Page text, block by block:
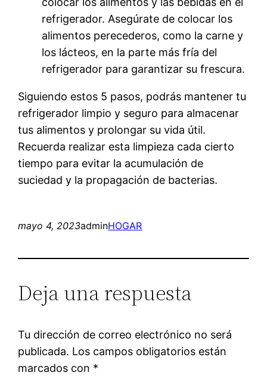
refrigerador. Asegúrate de colocar los
alimentos perecederos, como la carne y
los lácteos, en la parte más fría del
refrigerador para garantizar su frescura.
Siguiendo estos 5 pasos, podrás mantener tu
refrigerador limpio y seguro para almacenar
tus alimentos y prolongar su vida útil.
Recuerda realizar esta limpieza cada cierto
tiempo para evitar la acumulación de
suciedad y la propagación de bacterias.
mayo 4, 2023adminHOGAR
Deja una respuesta
Tu dirección de correo electrónico no será
publicada. Los campos obligatorios están
marcados con *